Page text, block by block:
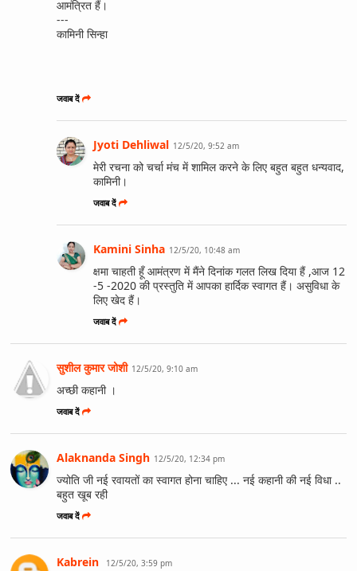
आमंत्रित हैं।
---
कामिनी सिन्हा
जवाब दें
Jyoti Dehliwal 12/5/20, 9:52 am
मेरी रचना को चर्चा मंच में शामिल करने के लिए बहुत बहुत धन्यवाद,
कामिनी।
जवाब दें
Kamini Sinha 12/5/20, 10:48 am
क्षमा चाहती हूँ आमंत्रण में मैंने दिनांक गलत लिख दिया हैं ,आज 12
-5 -2020 की प्रस्तुति में आपका हार्दिक स्वागत हैं। असुविधा के
लिए खेद हैं।
जवाब दें
सुशील कुमार जोशी 12/5/20, 9:10 am
अच्छी कहानी ।
जवाब दें
Alaknanda Singh 12/5/20, 12:34 pm
ज्योत‍ि जी नई रवायतों का स्वागत होना चाह‍िए ... नई कहानी की नई व‍िधा ..
बहुत खूब रही
जवाब दें
Kabrein 12/5/20, 3:59 pm